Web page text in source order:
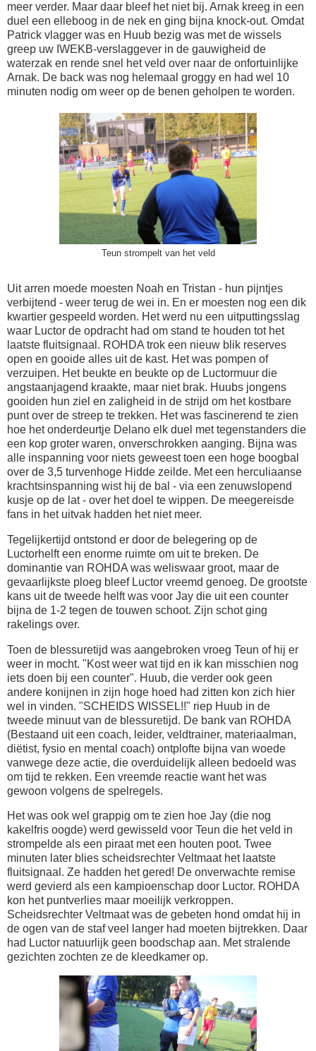
meer verder. Maar daar bleef het niet bij. Arnak kreeg in een
duel een elleboog in de nek en ging bijna knock-out. Omdat
Patrick vlagger was en Huub bezig was met de wissels
greep uw IWEKB-verslaggever in de gauwigheid de
waterzak en rende snel het veld over naar de onfortuinlijke
Arnak. De back was nog helemaal groggy en had wel 10
minuten nodig om weer op de benen geholpen te worden.
Teun strompelt van het veld
Uit arren moede moesten Noah en Tristan - hun pijntjes
verbijtend - weer terug de wei in. En er moesten nog een dik
kwartier gespeeld worden. Het werd nu een uitputtingsslag
waar Luctor de opdracht had om stand te houden tot het
laatste fluitsignaal. ROHDA trok een nieuw blik reserves
open en gooide alles uit de kast. Het was pompen of
verzuipen. Het beukte en beukte op de Luctormuur die
angstaanjagend kraakte, maar niet brak. Huubs jongens
gooiden hun ziel en zaligheid in de strijd om het kostbare
punt over de streep te trekken. Het was fascinerend te zien
hoe het onderdeurtje Delano elk duel met tegenstanders die
een kop groter waren, onverschrokken aanging. Bijna was
alle inspanning voor niets geweest toen een hoge boogbal
over de 3,5 turvenhoge Hidde zeilde. Met een herculiaanse
krachtsinspanning wist hij de bal - via een zenuwslopend
kusje op de lat - over het doel te wippen. De meegereisde
fans in het uitvak hadden het niet meer.
Tegelijkertijd ontstond er door de belegering op de
Luctorhelft een enorme ruimte om uit te breken. De
dominantie van ROHDA was weliswaar groot, maar de
gevaarlijkste ploeg bleef Luctor vreemd genoeg. De grootste
kans uit de tweede helft was voor Jay die uit een counter
bijna de 1-2 tegen de touwen schoot. Zijn schot ging
rakelings over.
Toen de blessuretijd was aangebroken vroeg Teun of hij er
weer in mocht. "Kost weer wat tijd en ik kan misschien nog
iets doen bij een counter". Huub, die verder ook geen
andere konijnen in zijn hoge hoed had zitten kon zich hier
wel in vinden. "SCHEIDS WISSEL!!" riep Huub in de
tweede minuut van de blessuretijd. De bank van ROHDA
(Bestaand uit een coach, leider, veldtrainer, materiaalman,
diëtist, fysio en mental coach) ontplofte bijna van woede
vanwege deze actie, die overduidelijk alleen bedoeld was
om tijd te rekken. Een vreemde reactie want het was
gewoon volgens de spelregels.
Het was ook wel grappig om te zien hoe Jay (die nog
kakelfris oogde) werd gewisseld voor Teun die het veld in
strompelde als een piraat met een houten poot. Twee
minuten later blies scheidsrechter Veltmaat het laatste
fluitsignaal. Ze hadden het gered! De onverwachte remise
werd gevierd als een kampioenschap door Luctor. ROHDA
kon het puntverlies maar moeilijk verkroppen.
Scheidsrechter Veltmaat was de gebeten hond omdat hij in
de ogen van de staf veel langer had moeten bijtrekken. Daar
had Luctor natuurlijk geen boodschap aan. Met stralende
gezichten zochten ze de kleedkamer op.